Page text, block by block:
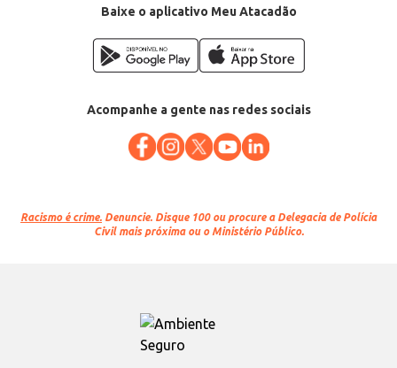
Baixe o aplicativo Meu Atacadão
Acompanhe a gente nas redes sociais
Racismo é crime. Denuncie. Disque 100 ou procure a Delegacia de Polícia
Civil mais próxima ou o Ministério Público.